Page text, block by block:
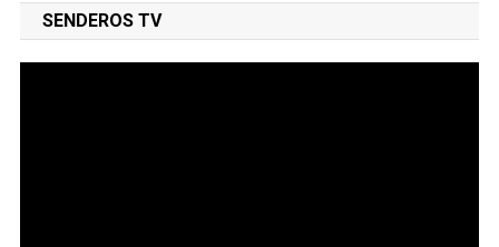
SENDEROS TV